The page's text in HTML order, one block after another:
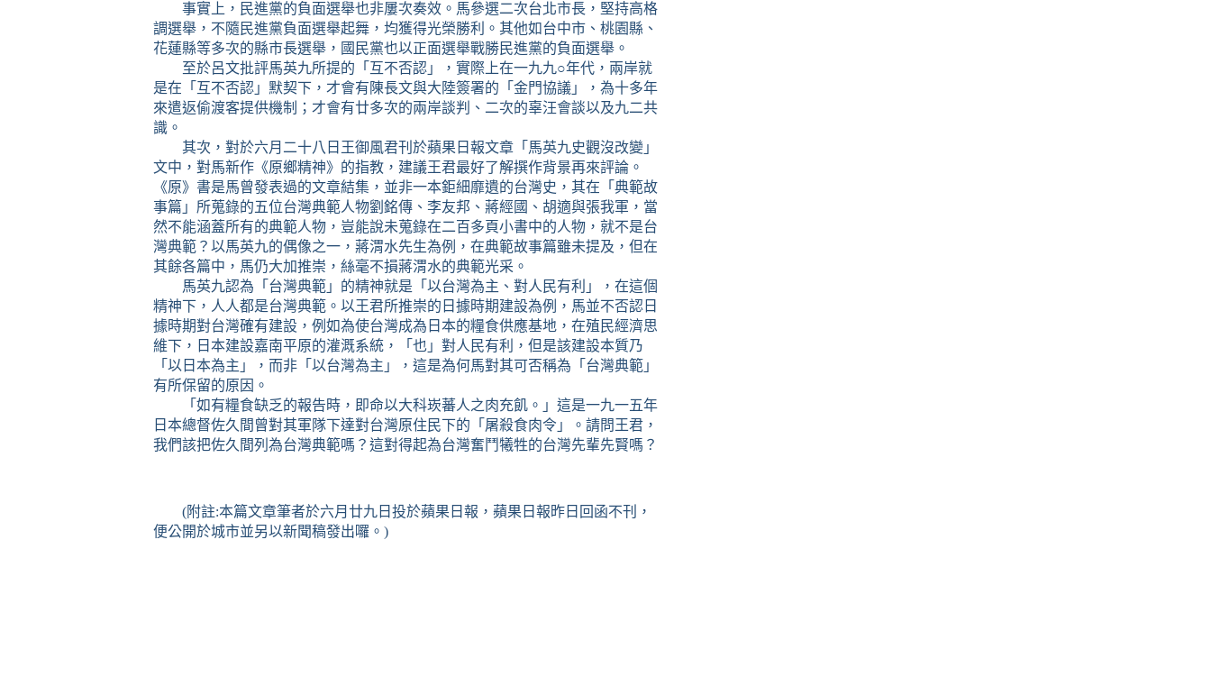
事實上，民進黨的負面選舉也非屢次奏效。馬參選二次台北市長，堅持高格
調選舉，不隨民進黨負面選舉起舞，均獲得光榮勝利。其他如台中市、桃園縣、
花蓮縣等多次的縣市長選舉，國民黨也以正面選舉戰勝民進黨的負面選舉。
至於呂文批評馬英九所提的 「互不否認」，實際上在一九九○年代，兩岸就
是在「互不否認」默契下，才會有陳長文與大陸簽署的「金門協議」，為十多年
來遣返偷渡客提供機制；才會有廿多次的兩岸談判、二次的辜汪會談以及九二共
識。
其次，對於六月二十八日 王御風君刊於蘋果日報文章「馬英九史觀沒改變」
文中，對馬新作《原鄉精神》的指教，建議王君最好了解撰作背景再來評論。
《原》書是馬曾發表過的文章結集，並非一本鉅細靡遺的台灣史，其在「典範故
事篇」所蒐錄的五位台灣典範人物劉銘傳、李友邦、蔣經國、胡適與張我軍，當
然不能涵蓋所有的典範人物，豈能說未蒐錄在二百多頁小書中的人物，就不是台
灣典範？以馬英九的偶像之一，蔣渭水先生為例，在典範故事篇雖未提及，但在
其餘各篇中，馬仍大加推崇，絲毫不損蔣渭水的典範光采。
馬英九認為「台灣典範」的精神就是「以台灣為主、對人民有利」，在這個
精神下，人人都是台灣典範。以王君所推崇的日據時期建設為例，馬並不否認日
據時期對台灣確有建設，例如為使台灣成為日本的糧食供應基地，在殖民經濟思
維下，日本建設嘉南平原的灌溉系統，「也」對人民有利，但是該建設本質乃
「以日本為主」，而非「以台灣為主」，這是為何馬對其可否稱為「台灣典範」
有所保留的原因。
「如有糧食缺乏的報告時，即命以大科崁蕃人之肉充飢。」這是一九一五年
日本總督佐久間曾對其軍隊下達對台灣原住民下的「屠殺食肉令」。請問王君，
我們該把佐久間列為台灣典範嗎？這對得起為台灣奮鬥犧牲的台灣先輩先賢嗎？
(附註:本篇文章筆者於六月廿九日投於蘋果日報，蘋果日報昨日回函不刊，
便公開於城市並另以新聞稿發出囉。 )